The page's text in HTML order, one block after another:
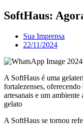
SoftHaus:
Sua Imprensa
22/11/2024
A SoftHaus é uma
fortalezenses,
artesanais e um
gelato
A SoftHaus se tornou